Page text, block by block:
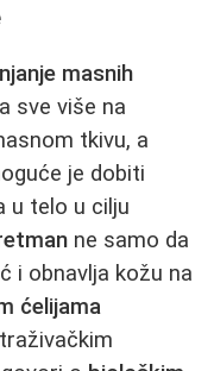
masnih
sve više na
tkivu, a
je dobiti
u telo u cilju
ne samo da
i obnavlja kožu na
ćelijama